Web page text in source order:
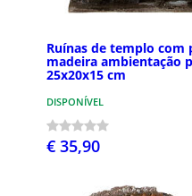
Ruínas de templo com
madeira ambientação
25x20x15 cm
DISPONÍVEL
€ 35,90